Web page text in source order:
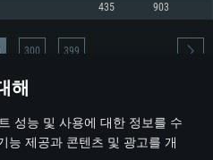
해
성능 및 사용에 대한 정보를 수
능 제공과 콘텐츠 및 광고를 개
언트)
언트)
그래픽 드라이버를 지원하는 NVIDIA
능을 가지며 최신 그래픽 드라이버를
소사양 지원 해상도 720p) 이상
트)
435 903
300 399